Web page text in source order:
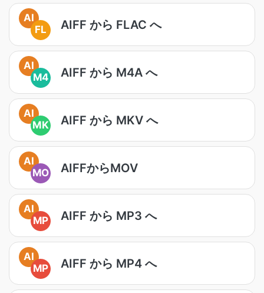
AI
FL
AIFF から FLAC へ
AI
M4
AIFF から M4A へ
AI
MK
AIFF から MKV へ
AI
MO
AIFFからMOV
AI
MP
AIFF から MP3 へ
AI
MP
AIFF から MP4 へ